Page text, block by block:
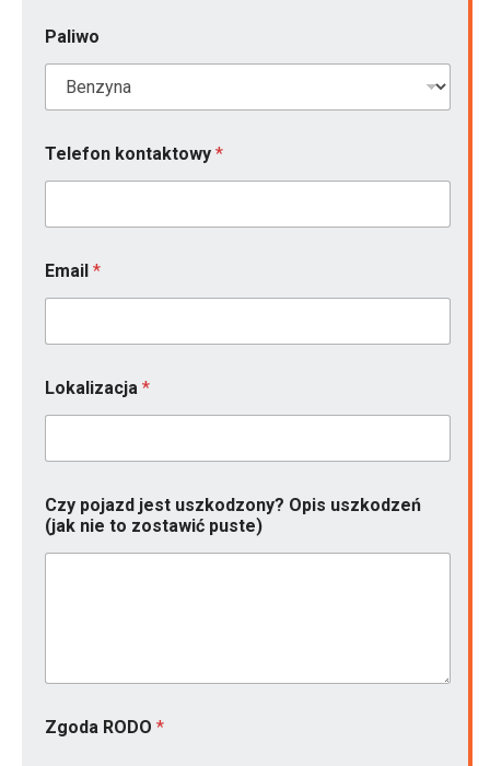
c
j
i
z
n
Paliwo
Telefon kontaktowy *
Email *
Lokalizacja *
Czy pojazd jest uszkodzony? Opis uszkodzeń
(jak nie to zostawić puste)
Zgoda RODO *